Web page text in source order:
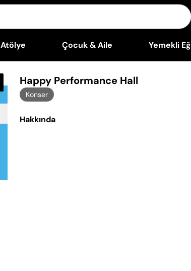
Atölye Çocuk & Aile Yemekli
Happy Performance Hall
Konser
Hakkında